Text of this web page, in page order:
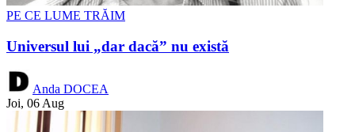
PE CE LUME TRĂIM
Universul lui „dar dacă” nu există
Anda DOCEA
Joi, 06 Aug